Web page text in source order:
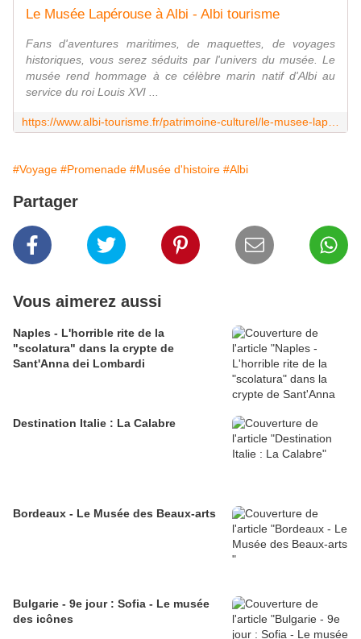
Le Musée Lapérouse à Albi - Albi tourisme
Fans d'aventures maritimes, de maquettes, de voyages
historiques, vous serez séduits par l'univers du musée. Le
musée rend hommage à ce célèbre marin natif d'Albi au
service du roi Louis XVI ...
#Voyage #Promenade #Musée d'histoire #Albi
Partager
Vous aimerez aussi
Naples - L'horrible rite de la
"scolatura" dans la crypte de
Sant'Anna dei Lombardi
Destination Italie : La Calabre
Bordeaux - Le Musée des Beaux-arts
Bulgarie - 9e jour : Sofia - Le musée
des icônes